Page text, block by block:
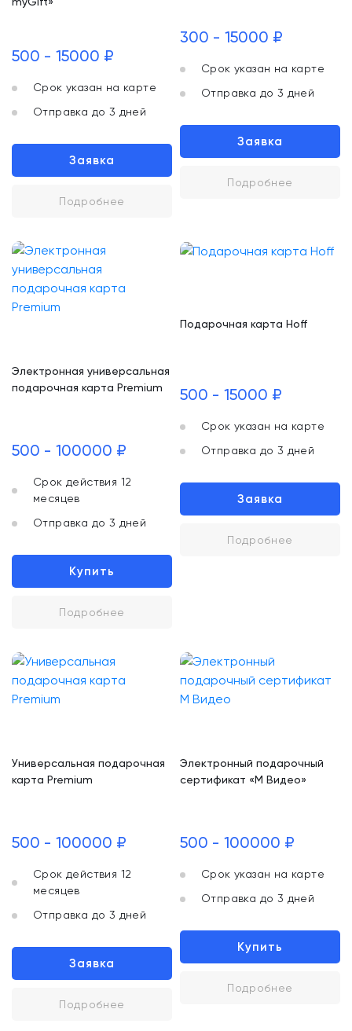
500 - 15000 ₽
Срок указан на карте
Отправка до 3 дней
Заявка
Подробнее
300 - 15000 ₽
Срок указан на карте
Отправка до 3 дней
Заявка
Подробнее
Электронная универсальная
подарочная карта Premium
500 - 100000 ₽
Срок действия 12
месяцев
Отправка до 3 дней
Купить
Подробнее
Подарочная карта Hoff
500 - 15000 ₽
Срок указан на карте
Отправка до 3 дней
Заявка
Подробнее
Универсальная подарочная
карта Premium
500 - 100000 ₽
Срок действия 12
месяцев
Отправка до 3 дней
Заявка
Подробнее
Электронный подарочный
сертификат «М Видео»
500 - 100000 ₽
Срок указан на карте
Отправка до 3 дней
Купить
Подробнее